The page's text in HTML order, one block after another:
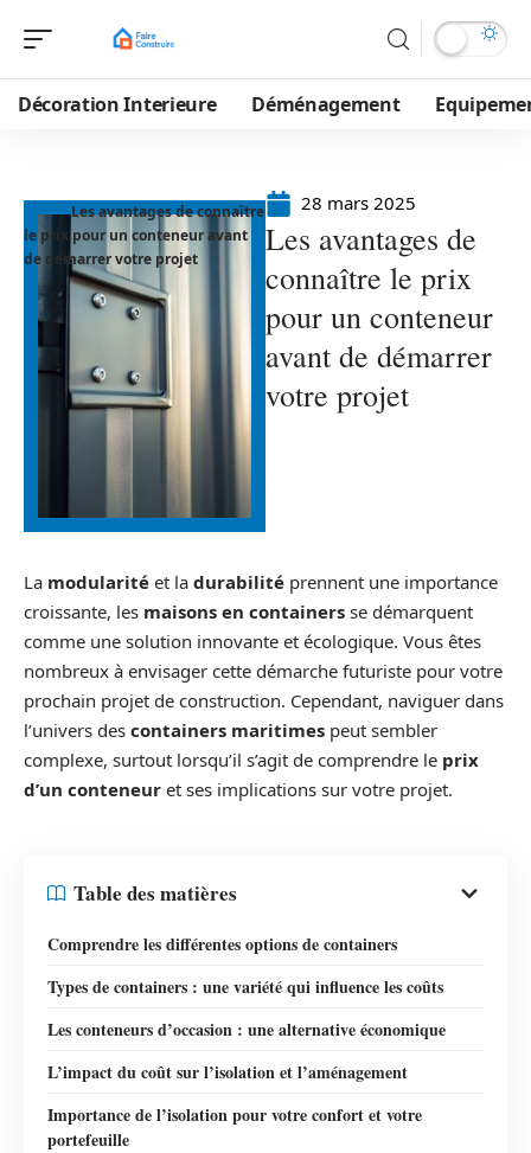
Décoration Interieure Déménagement
Les avantages de connaître
le prix pour un conteneur avant
de démarrer votre projet
28 mars 2025
Les avantages de
connaître le prix
pour un conteneur
avant de démarrer
votre projet
La modularité et la durabilité prennent une importance
croissante, les maisons en containers se démarquent
comme une solution innovante et écologique. Vous êtes
nombreux à envisager cette démarche futuriste pour votre
prochain projet de construction. Cependant, naviguer dans
l’univers des containers maritimes peut sembler
complexe, surtout lorsqu’il s’agit de comprendre le prix
d’un conteneur et ses implications sur votre projet.
Table des matières
Comprendre les différentes options de containers
Types de containers : une variété qui influence les coûts
Les conteneurs d’occasion : une alternative économique
L’impact du coût sur l’isolation et l’aménagement
Importance de l’isolation pour votre confort et votre
portefeuille